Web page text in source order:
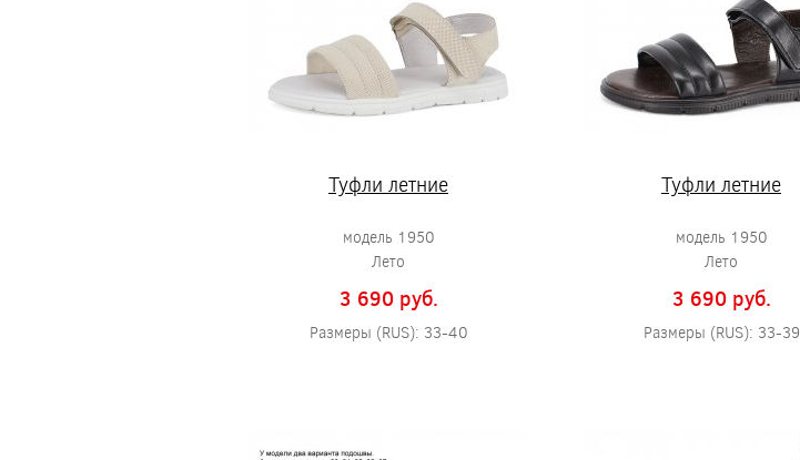
Туфли летние
модель 1950
Лето
3 690 pуб.
Размеры (RUS): 33-40
Туфли летние
модель 1950
Лето
3 690 pуб.
Размеры (RUS): 33-39